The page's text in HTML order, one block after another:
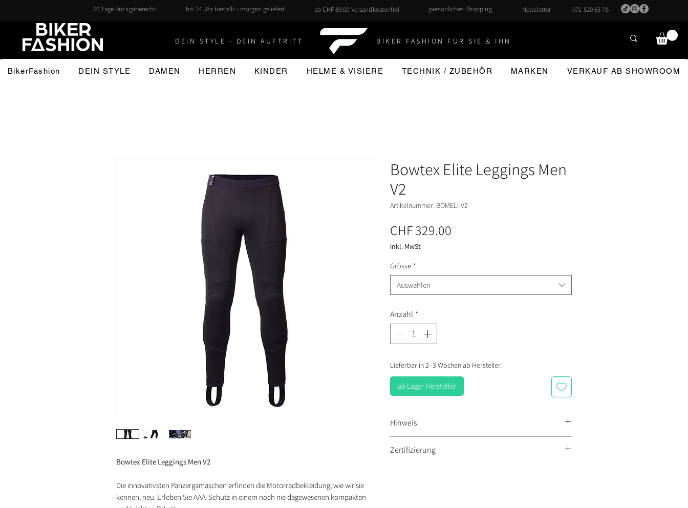
10 Tage Rückgaberecht bis 14 Uhr bestellt - morgen geliefert ab CHF 89.00 Versandkostenfrei persönliches Shopping Newsletter 071 520 65 75
DEIN STYLE - DEIN AUFTRITT BIKER FASHION FÜR SIE & IHN
BikerFashion DEIN STYLE DAMEN HERREN KINDER HELME & VISIERE TECHNIK / ZUBEHÖR MARKEN VERKAUF AB SHOWROOM
Bowtex Elite Leggings Men V2
Die innovativsten Panzergamaschen erfinden die Motorradbekleidung, wie wir sie
kennen, neu. Erleben Sie AAA-Schutz in einem noch nie dagewesenen kompakten
Bowtex Elite Leggings Men
V2
Artikelnummer: BOMELI-V2
CHF 329.00
inkl. MwSt
Grösse *
Auswählen
Anzahl *
Lieferbar in 2–3 Wochen ab Hersteller.
ab Lager Hersteller
Hinweis
Kordelzügen.
Zertifizierung